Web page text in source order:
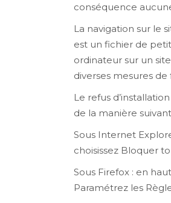
conséquence
La navigation sur le
est un fichier de
ordinateur sur un
diverses mesures
Le refus
de la manière
Sous Internet
choisissez Bloquer
Sous Firefox : en
Paramétrez les